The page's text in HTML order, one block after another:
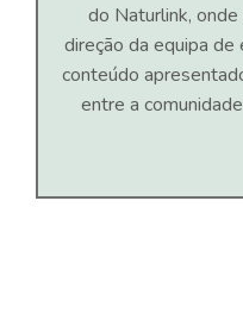
do Naturlink,
direção da equipa
conteúdo
entre a